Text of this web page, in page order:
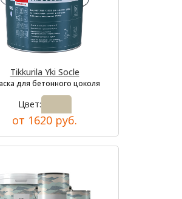
Tikkurila Yki Socle
для бетонного цоколя
Цвет:
от 1620 руб.